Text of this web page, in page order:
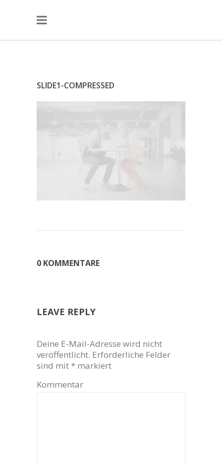
SLIDE1-COMPRESSED
0 KOMMENTARE
LEAVE REPLY
Deine E-Mail-Adresse wird nicht
veröffentlicht. Erforderliche Felder
sind mit * markiert
Kommentar